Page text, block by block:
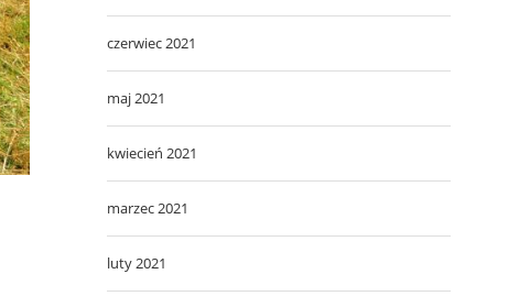
czerwiec 2021
maj 2021
kwiecień 2021
marzec 2021
luty 2021